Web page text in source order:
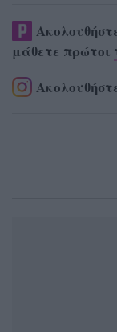
μάθετε πρώτοι